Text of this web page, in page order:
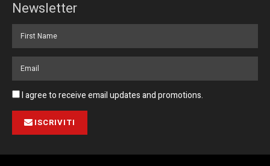
Newsletter
I agree to receive email updates and promotions.
ISCRIVITI